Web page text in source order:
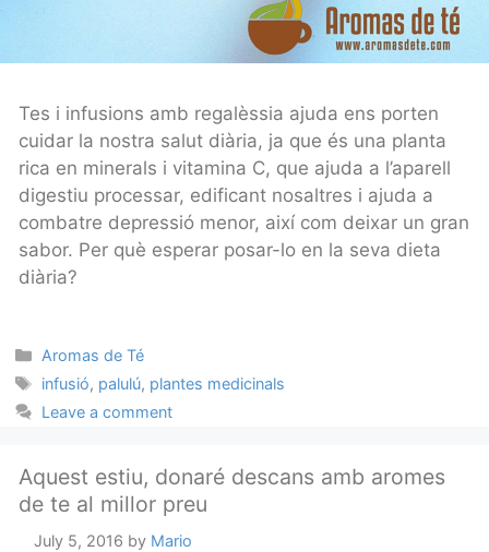
Tes i infusions amb regalèssia ajuda ens porten
cuidar la nostra salut diària, ja que és una planta
rica en minerals i vitamina C, que ajuda a l’aparell
digestiu processar, edificant nosaltres i ajuda a
combatre depressió menor, així com deixar un gran
sabor. Per què esperar posar-lo en la seva dieta
diària?
Categories
Aromas de Té
Tags
infusió, palulú, plantes medicinals
Leave a comment
Aquest estiu, donaré descans amb aromes
de te al millor preu
July 5, 2016 by Mario